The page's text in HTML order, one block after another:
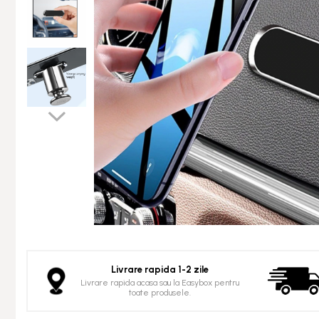
Accesorii si Protectii Mobilier
Accesorii TV
Intretinere Textile si Covoare
Accesorii Gradina
Markere Multisuprafete
Adezivi & Benzi Adezive
Lampi de Veghe
Umidificatoare & Aromaterapie
Pet Care & Accesorii
Perii, trimmere si clesti
Livrare rapida 1-2 zile
Livrare rapida acasa sau la Easybox pentru
toate produsele.